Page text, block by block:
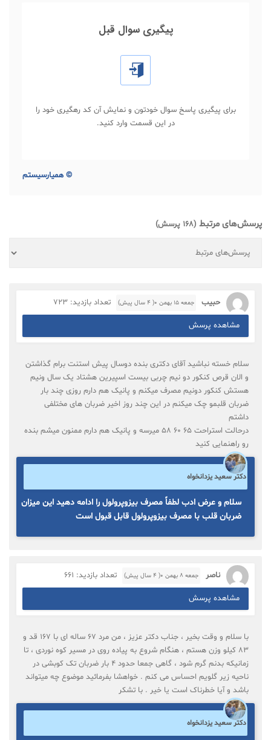
پیگیری سوال قبل
برای پیگیری پاسخ سوال خودتون و نمایش آن کد رهگیری خود را
در این قسمت وارد کنید.
© همیارسیستم
پرسش‌های مرتبط (168 پرسش)
حبیب جمعه ۱۵ بهمن ۰( 4 سال پیش) تعداد بازدید: 723
مشاهده پرسش
سلام خسته نباشید آقای دکتری بنده دوسال پیش استنت برام گذاشتن
و الان قرص کنکور دو نیم چربی بیست اسپیرین هشتاد یک سال ونیم
هستش کنکور دونیم مصرف میکنم و پانیک هم دارم روزی چند بار
ضربان قلبمو چک میکنم در این چند روز اخیر ضربان های مختلفی
داشتم
درحالت استراحت ۶۵ ۶۰ ۵۸ میرسه و پانیک هم دارم ممنون میشم بنده
رو راهنمایی کنید
دکتر سعید یزدانخواه
سلام و عرض ادب لطفاً مصرف بیزوپرولول را ادامه دهید این میزان
ضربان قلب با مصرف بیزوپرولول قابل قبول است
ناصر جمعه ۸ بهمن ۰( 4 سال پیش) تعداد بازدید: 661
مشاهده پرسش
با سلام و وقت بخیر ، جناب دکتر عزیز ، من مرد 67 ساله ای با 167 قد و
83 کیلو وزن هستم ، هنگام شروع به پیاده روی در مسیر کوه نوردی ، تا
زمانیکه بدنم گرم شود ، گاهی جمعا حدود 4 بار ضربان تک کوبشی در
ناحیه زیر گلویم احساس می کنم . خواهشا بفرمائید موضوع چه میتواند
باشد و آیا خطرناک است یا خیر . با تشکر
دکتر سعید یزدانخواه